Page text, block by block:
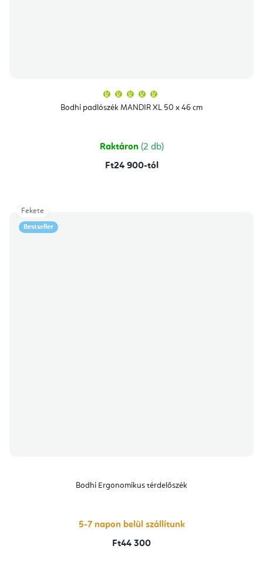
Bodhi padlószék MANDIR XL 50 x 46 cm
átlagos
értékelése
csillag.
Raktáron (2 db)
Ft24 900-tól
Bestseller
Bodhi Ergonomikus térdelőszék
5-7 napon belül szállítunk
Ft44 300
Fekete